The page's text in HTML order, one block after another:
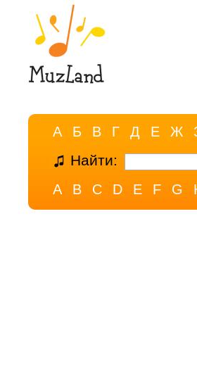
А Б В Г Д Е Ж
Найти:
A B C D E F G